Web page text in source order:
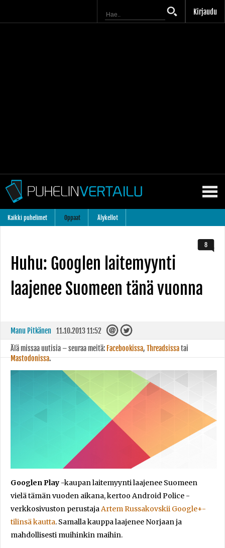
Kirjaudu
Kaikki puhelimet Oppaat Älykellot
Huhu: Googlen laitemyynti
laajenee Suomeen tänä vuonna
8
Manu Pitkänen 11.10.2013 11:52
Älä missaa uutisia – seuraa meitä: Facebookissa, Threadsissatai
Mastodonissa.
GooglenPlay -kaupan laitemyynti laajenee Suomeen
vielä tämän vuoden aikana, kertoo Android Police -
verkkosivuston perustajaArtem Russakovskii Google+-
tilinsä kautta. Samalla kauppa laajenee Norjaan ja
mahdollisesti muihinkin maihin.